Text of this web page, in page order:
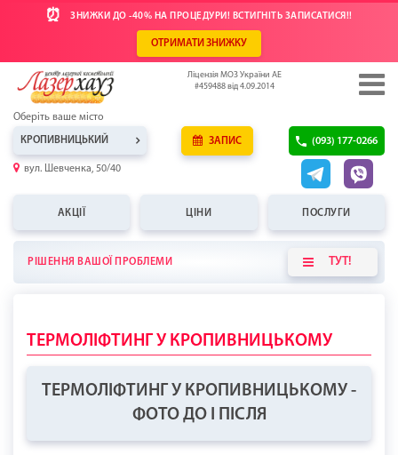
⏰ ЗНИЖКИ ДО -40% НА ПРОЦЕДУРИ! ВСТИГНІТЬ ЗАПИСАТИСЯ!!
ОТРИМАТИ ЗНИЖКУ
Ліцензія МОЗ України АЕ
#459488 від 4.09.2014
Оберіть ваше місто
КРОПИВНИЦЬКИЙ
вул. Шевченка, 50/40
ЗАПИС (093) 177-0266
АКЦІЇ ЦІНИ ПОСЛУГИ
РІШЕННЯ ВАШОЇ ПРОБЛЕМИ ТУТ!
ТЕРМОЛІФТИНГ У КРОПИВНИЦЬКОМУ
ТЕРМОЛІФТИНГ У КРОПИВНИЦЬКОМУ -
ФОТО ДО І ПІСЛЯ